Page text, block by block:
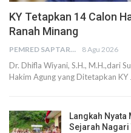
KY Tetapkan 14 Calon
Ranah Minang
PEMRED SAPTARIUS 8 Agu 2026
Dr. Dhifla Wiyani, S.H., M.H.,dari
Hakim Agung yang Ditetapkan KY
Langkah Nyata
Sejarah Nagari